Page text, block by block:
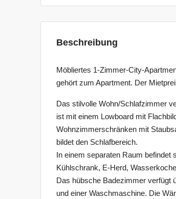
Beschreibung
Möbliertes 1-Zimmer-City-
gehört zum Apartment. Der
Das stilvolle Wohn/Schlafzimmer
ist mit einem Lowboard mit
Wohnzimmerschränken mit
bildet den Schlafbereich.
In einem separaten Raum befindet
Kühlschrank, E-Herd,
Das hübsche Badezimmer verfügt
und einer Waschmaschine. Die